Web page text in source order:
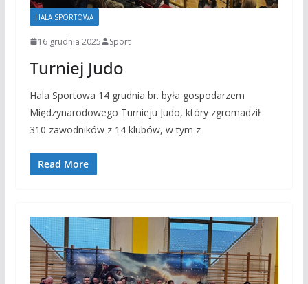
HALA SPORTOWA
16 grudnia 2025 Sport
Turniej Judo
Hala Sportowa 14 grudnia br. była gospodarzem
Międzynarodowego Turnieju Judo, który zgromadził
310 zawodników z 14 klubów, w tym z
Read More